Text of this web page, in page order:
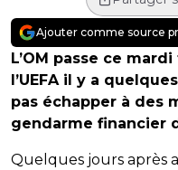
Ajouter comme source
L’OM passe ce
l’UEFA il y a
pas échapper à des
gendarme financier
Quelques jours après